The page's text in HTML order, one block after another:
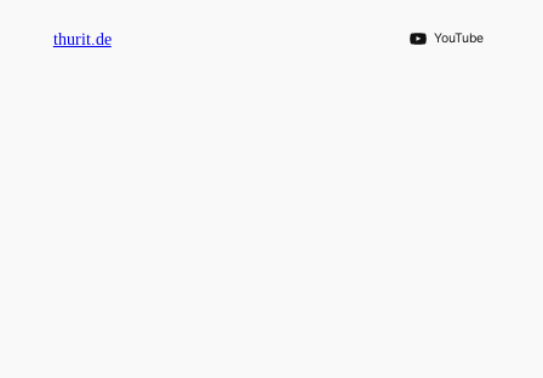
thurit.de YouTube